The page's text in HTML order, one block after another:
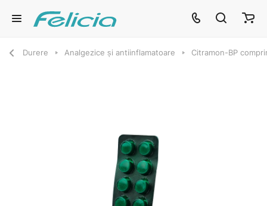
Durere Analgezice și antiinflamatoare Citramon-BP